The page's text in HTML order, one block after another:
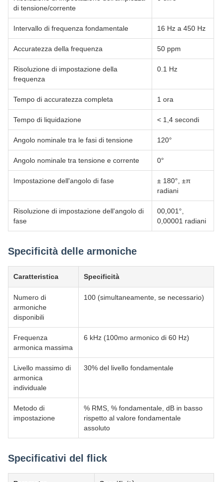
di tensione/corrente
Intervallo di frequenza fondamentale 16 Hz a 450 Hz
Accuratezza della frequenza 50 ppm
Risoluzione di impostazione della
frequenza
0.1 Hz
Tempo di accuratezza completa 1 ora
Tempo di liquidazione < 1,4 secondi
Angolo nominale tra le fasi di tensione 120°
Angolo nominale tra tensione e corrente 0°
Impostazione dell'angolo di fase
± 180°, ±π
radiani
Risoluzione di impostazione dell'angolo di
fase
00,001°,
0,00001 radiani
Specificità delle armoniche
Caratteristica Specificità
Numero di
armoniche
disponibili
100 (simultaneamente, se necessario)
Frequenza
armonica massima
6 kHz (100mo armonico di 60 Hz)
Livello massimo di
armonica
individuale
30% del livello fondamentale
Metodo di
impostazione
% RMS, % fondamentale, dB in basso
rispetto al valore fondamentale
assoluto
Specificativi del flick